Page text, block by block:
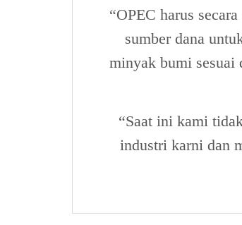
“OPEC harus
sumber dana
minyak bumi sesuai
“Saat ini kami
industri karni dan